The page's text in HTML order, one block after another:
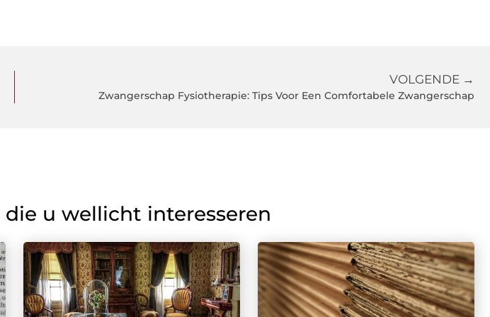
VOLGENDE →
Zwangerschap Fysiotherapie: Tips Voor Een Comfortabele Zwangerschap
die u wellicht interesseren